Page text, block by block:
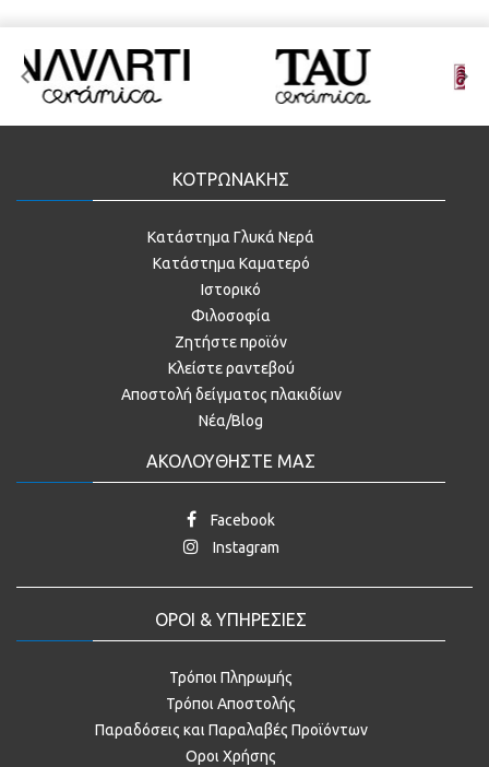
ΚΟΤΡΩΝΑΚΗΣ
Κατάστημα Γλυκά Νερά
Κατάστημα Καματερό
Ιστορικό
Φιλοσοφία
Ζητήστε προϊόν
Κλείστε ραντεβού
Αποστολή δείγματος πλακιδίων
Νέα/Blog
ΑΚΟΛΟΥΘΗΣΤΕ ΜΑΣ
Facebook
Instagram
ΟΡΟΙ & ΥΠΗΡΕΣΙΕΣ
Τρόποι Πληρωμής
Τρόποι Αποστολής
Παραδόσεις και Παραλαβές Προϊόντων
Οροι Χρήσης